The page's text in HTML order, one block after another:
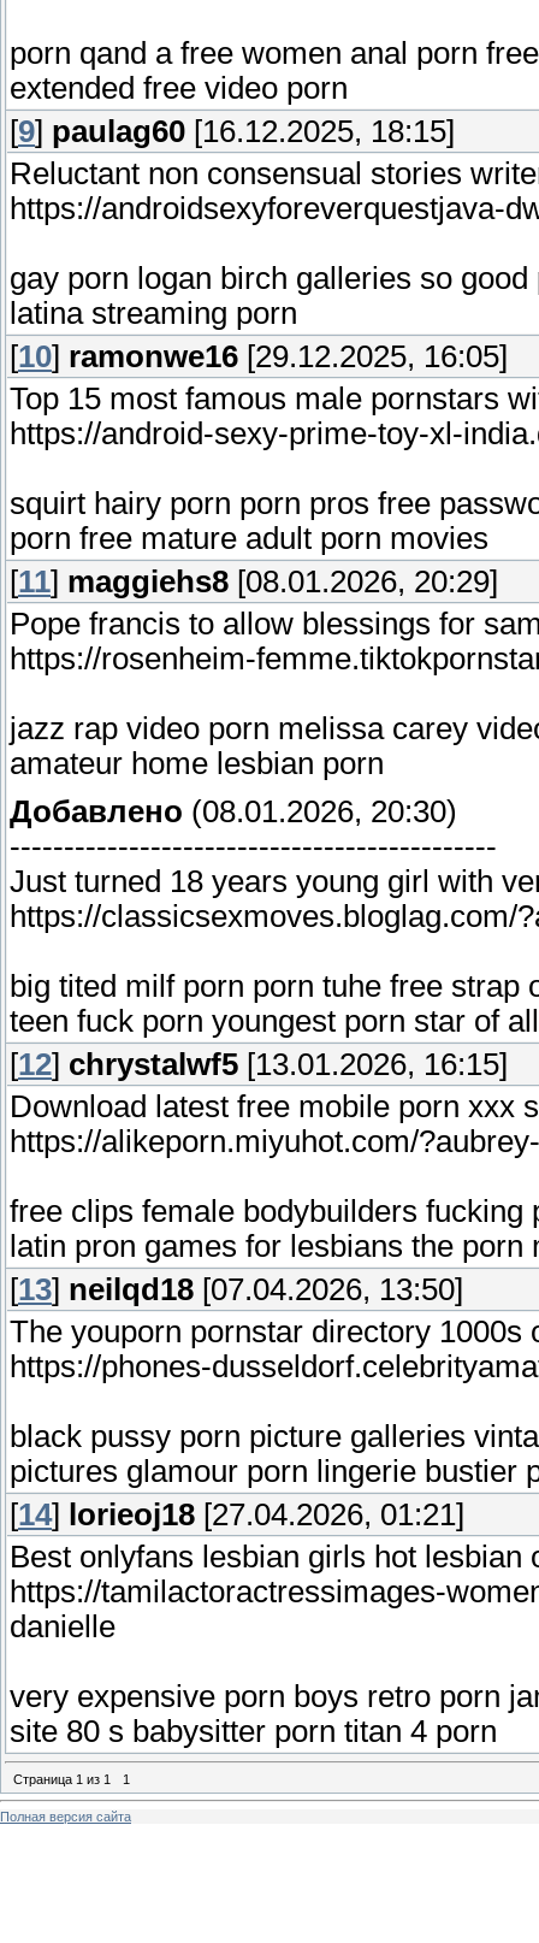
porn qand a free women anal porn
extended free video porn
[9] paulag60 [16.12.2025, 18:15]
Reluctant non consensual stories
https://androidsexyforeverquestjava-
gay porn logan birch galleries so
latina streaming porn
[10] ramonwe16 [29.12.2025, 16:05]
Top 15 most famous male pornstars
https://android-sexy-prime-toy-xl-
squirt hairy porn porn pros free
porn free mature adult porn movies
[11] maggiehs8 [08.01.2026, 20:29]
Pope francis to allow blessings for
https://rosenheim-
jazz rap video porn melissa carey
amateur home lesbian porn
Добавлено (08.01.2026, 20:30)
---------------------------------------------
Just turned 18 years young girl with
https://classicsexmoves.bloglag.com/
big tited milf porn porn tuhe free
teen fuck porn youngest porn star of
[12] chrystalwf5 [13.01.2026, 16:15]
Download latest free mobile porn xxx
https://alikeporn.miyuhot.com/
free clips female bodybuilders
latin pron games for lesbians the porn
[13] neilqd18 [07.04.2026, 13:50]
The youporn pornstar directory 1000s
https://phones-
black pussy porn picture galleries
pictures glamour porn lingerie bustier
[14] lorieoj18 [27.04.2026, 01:21]
Best onlyfans lesbian girls hot lesbian
https://tamilactoractressimages-
danielle
very expensive porn boys retro porn
site 80 s babysitter porn titan 4 porn
Страница 1 из 1 1
Полная версия сайта